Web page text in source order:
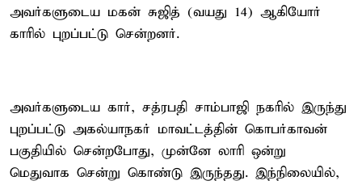
அவர்களுடைய மகன் சுஜித் (வயது 14) ஆகியோர்
காரில் புறப்பட்டு சென்றனர்.
அவர்களுடைய கார், சத்ரபதி சாம்பாஜி நகரில் இருந்து
புறப்பட்டு அகல்யாநகர் மாவட்டத்தின் கொபர்காவன்
பகுதியில் சென்றபோது, முன்னே லாரி ஒன்று
மெதுவாக சென்று கொண்டு இருந்தது. இந்நிலையில்,